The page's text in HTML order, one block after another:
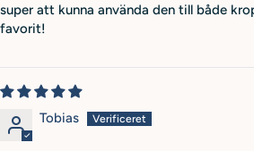
super att kunna använda den till både
favorit!
Tobias